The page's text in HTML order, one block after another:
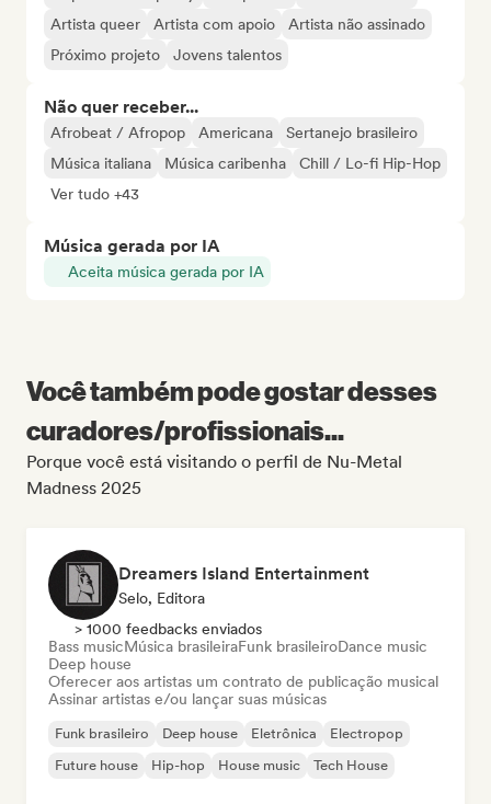
Artista queer
Artista com apoio
Artista não assinado
Próximo projeto
Jovens talentos
Não quer receber...
Afrobeat / Afropop Americana
Sertanejo brasileiro
Música italiana
Música caribenha
Chill / Lo-fi Hip-Hop
Ver tudo +43
Música gerada por IA
Aceita música gerada por IA
Você também pode gostar desses
curadores/profissionais...
Porque você está visitando o perfil de Nu-Metal
Madness 2025
Dreamers Island Entertainment
Selo, Editora
> 1000 feedbacks enviados
Bass musicMúsica brasileiraFunk brasileiroDance music
Deep house
Oferecer aos artistas um contrato de publicação musical
Assinar artistas e/ou lançar suas músicas
Funk brasileiro Deep house Eletrônica
Electropop
Future house
Hip-hop House music Tech House